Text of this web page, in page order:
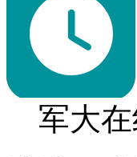
军大